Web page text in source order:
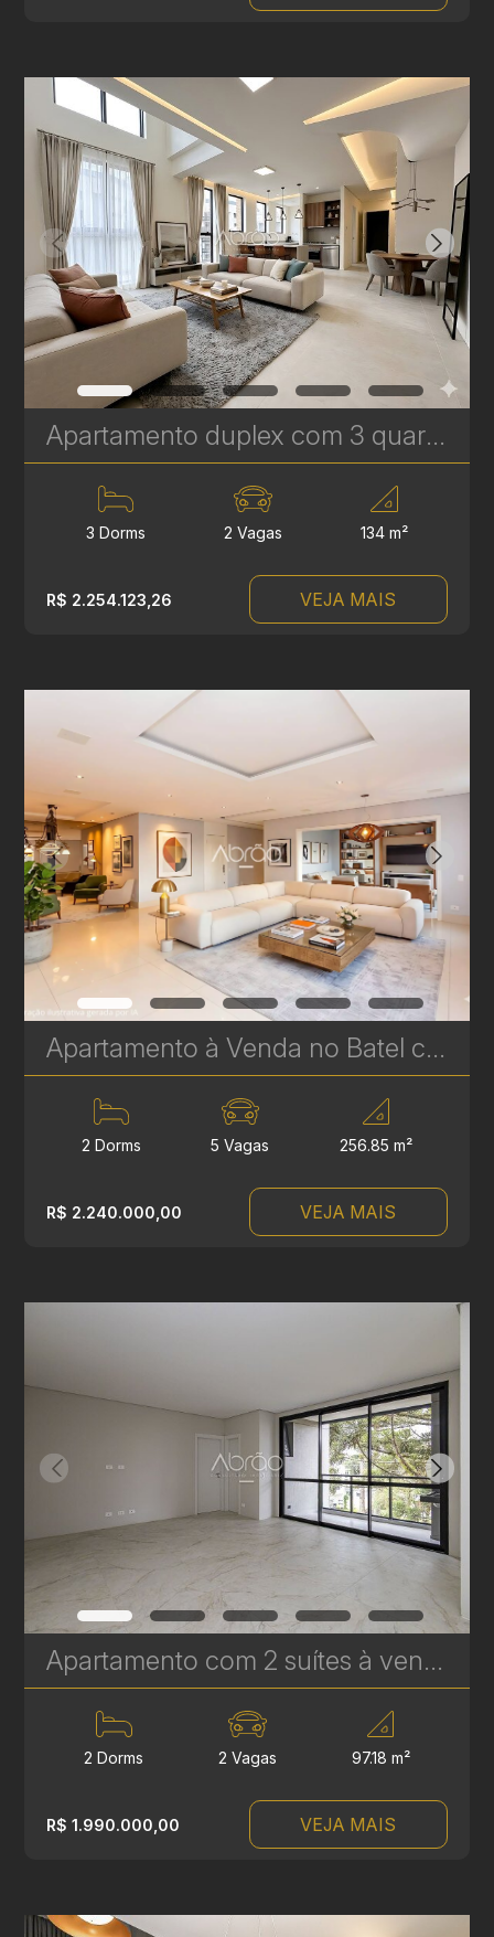
Apartamento duplex com 3 quartos à venda no Bigorrilho – 134m² – Brooklyn | Ref 622
3 Dorms 2 Vagas 134 m²
R$ 2.254.123,26 VEJA MAIS
Apartamento à Venda no Batel com 2 Suítes – 256 m² | Sofisticação, Amplitude e Localização Premium | Ref 329
2 Dorms 5 Vagas 256.85 m²
R$ 2.240.000,00 VEJA MAIS
Apartamento com 2 suítes à venda no Edifício Casamia - 97.18 m² | Ref. 1768
2 Dorms 2 Vagas 97.18 m²
R$ 1.990.000,00 VEJA MAIS